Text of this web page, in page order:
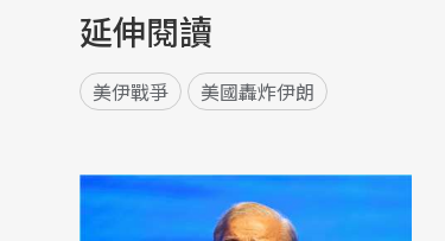
延伸閱讀
美伊戰爭 美國轟炸伊朗